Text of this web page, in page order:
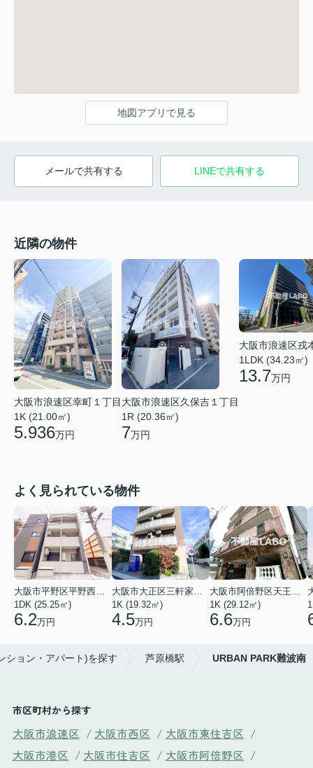
地図アプリで見る
メールで共有する LINEで共有する
近隣の物件
大阪市浪速区幸町１丁目
1K (21.00㎡)
5.936万円
大阪市浪速区久保吉１丁目
1R (20.36㎡)
7万円
大阪市浪速区戎
1LDK (34.23㎡)
13.7万円
よく見られている物件
1DK (25.25㎡)
6.2万円
1K (19.32㎡)
4.5万円
1K (29.12㎡)
6.6万円
ション・アパート)を探す 芦原橋駅 URBAN PARK難波南
市区町村から探す
大阪市浪速区 / 大阪市西区 / 大阪市東住吉区 /
大阪市港区 / 大阪市住吉区 / 大阪市阿倍野区 /